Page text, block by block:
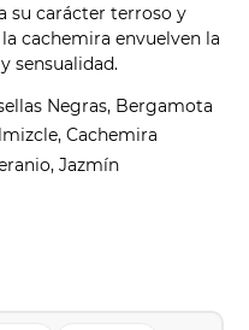
su carácter terroso y
cachemira envuelven la
sensualidad.
Negras, Bergamota
Cachemira
Jazmín